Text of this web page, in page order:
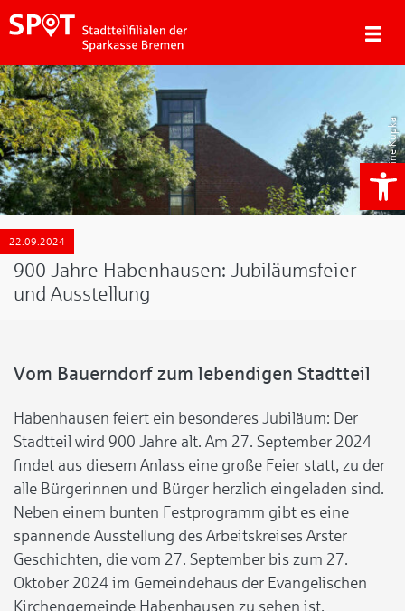
Nadine Kupka
22.09.2024
900 Jahre Habenhausen: Jubiläumsfeier
und Ausstellung
Vom Bauerndorf zum lebendigen Stadtteil
Habenhausen feiert ein besonderes Jubiläum: Der
Stadtteil wird 900 Jahre alt. Am 27. September 2024
findet aus diesem Anlass eine große Feier statt, zu der
alle Bürgerinnen und Bürger herzlich eingeladen sind.
Neben einem bunten Festprogramm gibt es eine
spannende Ausstellung des Arbeitskreises Arster
Geschichten, die vom 27. September bis zum 27.
Oktober 2024 im Gemeindehaus der Evangelischen
Kirchengemeinde Habenhausen zu sehen ist.